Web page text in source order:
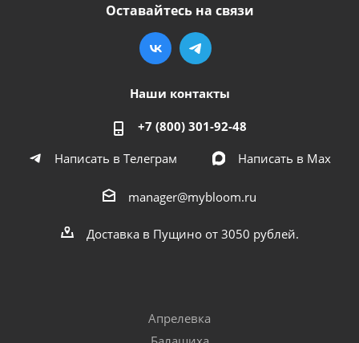
Оставайтесь на связи
Наши контакты
+7 (800) 301-92-48
Написать в Телеграм
Написать в Мах
manager@mybloom.ru
Доставка в Пущино от 3050 рублей.
Апрелевка